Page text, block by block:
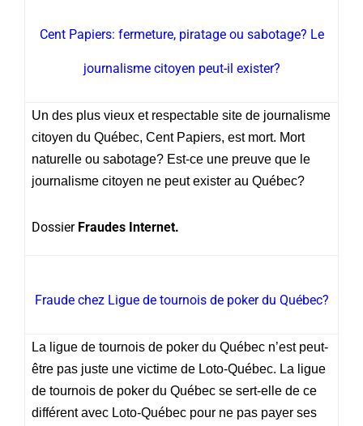
Cent Papiers: fermeture, piratage ou sabotage? Le
journalisme citoyen peut-il exister?
Un des plus vieux et respectable site de journalisme
citoyen du Québec, Cent Papiers, est mort. Mort
naturelle ou sabotage? Est-ce une preuve que le
journalisme citoyen ne peut exister au Québec?
Dossier Fraudes Internet.
Fraude chez Ligue de tournois de poker du Québec?
La ligue de tournois de poker du Québec n’est peut-
être pas juste une victime de Loto-Québec. La ligue
de tournois de poker du Québec se sert-elle de ce
différent avec Loto-Québec pour ne pas payer ses